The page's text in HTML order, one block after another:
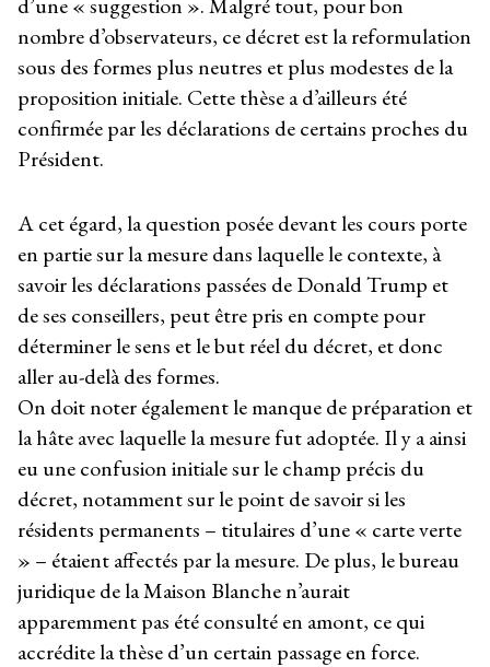
d’une « suggestion ». Malgré tout, pour bon
nombre d’observateurs, ce décret est la reformulation
sous des formes plus neutres et plus modestes de la
proposition initiale. Cette thèse a d’ailleurs été
confirmée par les déclarations de certains proches du
Président.
A cet égard, la question posée devant les cours porte
en partie sur la mesure dans laquelle le contexte, à
savoir les déclarations passées de Donald Trump et
de ses conseillers, peut être pris en compte pour
déterminer le sens et le but réel du décret, et donc
aller au-delà des formes.
On doit noter également le manque de préparation et
la hâte avec laquelle la mesure fut adoptée. Il y a ainsi
eu une confusion initiale sur le champ précis du
décret, notamment sur le point de savoir si les
résidents permanents – titulaires d’une « carte verte
» – étaient affectés par la mesure. De plus, le bureau
juridique de la Maison Blanche n’aurait
apparemment pas été consulté en amont, ce qui
accrédite la thèse d’un certain passage en force.